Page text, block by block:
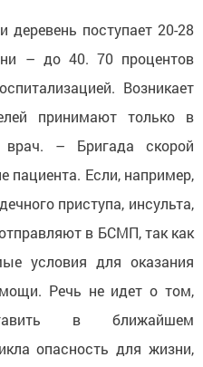
деревень поступает 20-28
– до 40. 70 процентов
Возникает
принимают только в
– Бригада скорой
пациента. Если, например,
приступа, инсульта,
в БСМП, так как
условия для оказания
Речь не идет о том,
в ближайшем
опасность для жизни,